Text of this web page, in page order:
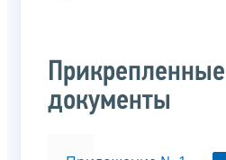
Прикрепленные
документы